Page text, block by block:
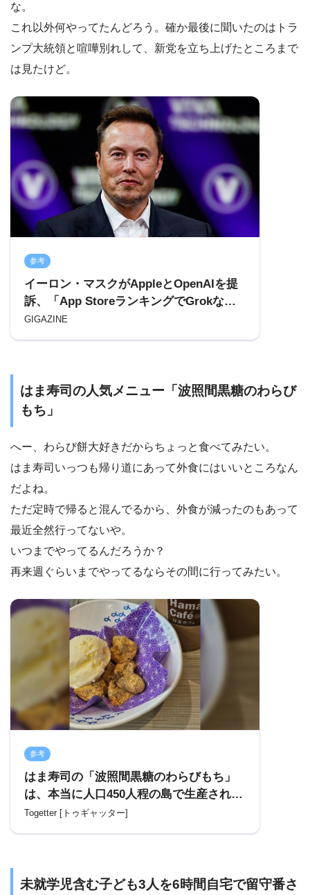
な。
これ以外何やってたんどろう。確か最後に聞いたのはトラ
ンプ大統領と喧嘩別れして、新党を立ち上げたところまで
は見たけど。
参考
イーロン・マスクがAppleとOpenAIを提
訴、「App StoreランキングでGrokなど
の順位を不当に下げている」と損害を主
GIGAZINE
はま寿司の人気メニュー「波照間黒糖のわらび
もち」
へー、わらび餅大好きだからちょっと食べてみたい。
はま寿司いっつも帰り道にあって外食にはいいところなん
だよね。
ただ定時で帰ると混んでるから、外食が減ったのもあって
最近全然行ってないや。
いつまでやってるんだろうか？
再来週ぐらいまでやってるならその間に行ってみたい。
参考
はま寿司の「波照間黒糖のわらびもち」
は、本当に人口450人程の島で生産される
黒糖だけでまかなえるのか？製糖会社が
Togetter [トゥギャッター]
未就学児含む子ども3人を6時間自宅で留守番さ